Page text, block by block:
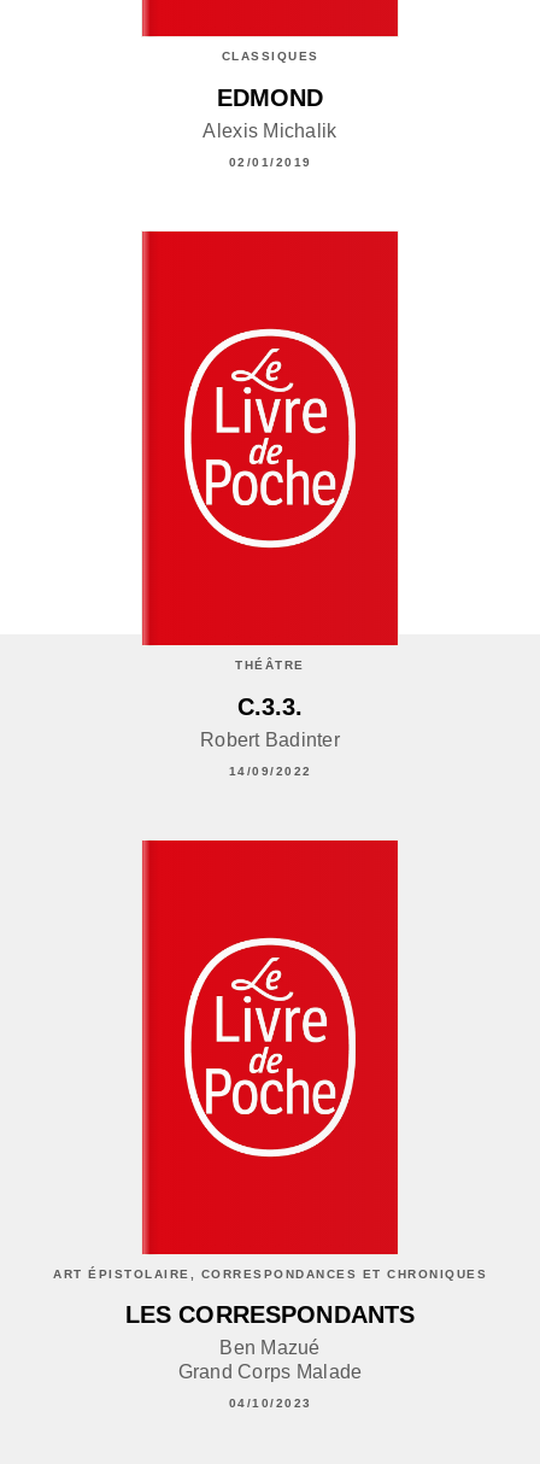
CLASSIQUES
EDMOND
Alexis Michalik
02/01/2019
THÉÂTRE
C.3.3.
Robert Badinter
14/09/2022
ART ÉPISTOLAIRE, CORRESPONDANCES ET CHRONIQUES
LES CORRESPONDANTS
Ben Mazué
Grand Corps Malade
04/10/2023